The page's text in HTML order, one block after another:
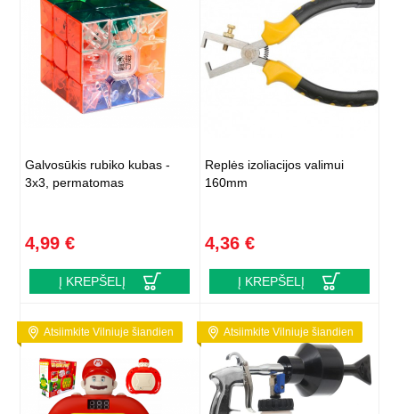
Galvosūkis rubiko kubas -
3x3, permatomas
4,99 €
Į KREPŠELĮ
Replės izoliacijos valimui
160mm
4,36 €
Į KREPŠELĮ
Atsiimkite Vilniuje šiandien Atsiimkite Vilniuje šiandien